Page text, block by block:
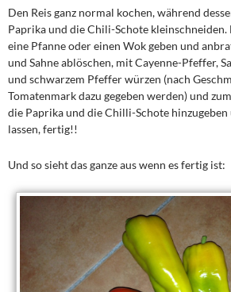
Den Reis ganz normal kochen, während
Paprika und die Chili-Schote kleinschneiden.
eine Pfanne oder einen Wok geben und
und Sahne ablöschen, mit Cayenne-Pfeffer,
und schwarzem Pfeffer würzen (nach
Tomatenmark dazu gegeben werden) und
die Paprika und die Chilli-Schote
lassen, fertig!!
Und so sieht das ganze aus wenn es fertig ist: